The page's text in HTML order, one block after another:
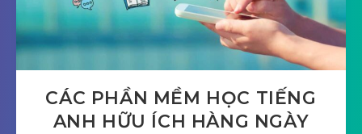
CÁC PHẦN MỀM HỌC TIẾNG
ANH HỮU ÍCH HÀNG NGÀY